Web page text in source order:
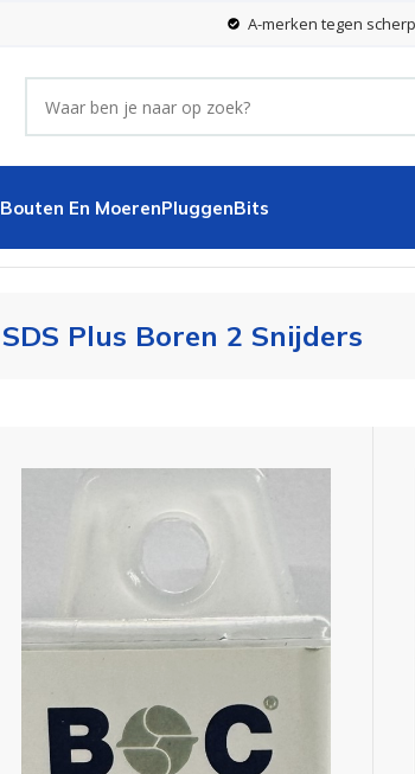
A-merken tegen
Bouten En MoerenPluggenBits
SDS Plus Boren 2 Snijders